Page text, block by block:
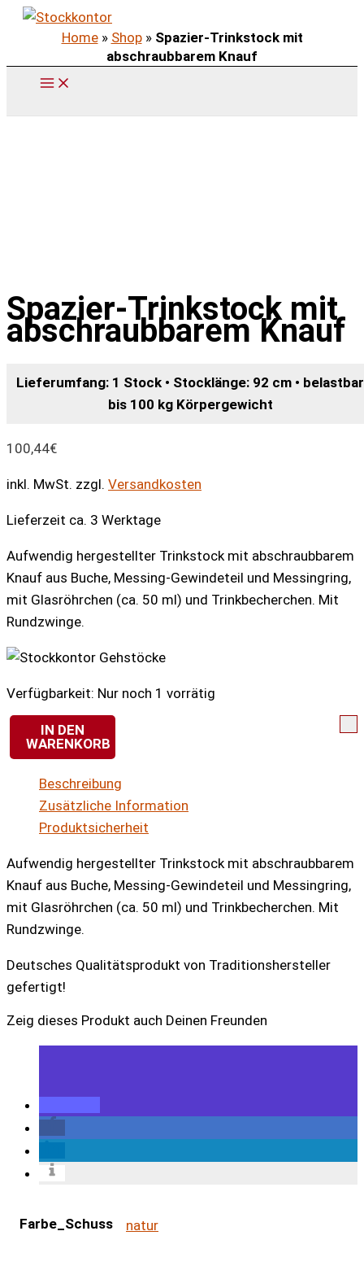
Zum
Home» Shop» Spazier-Trinkstock mit
abschraubbarem Knauf
Spazier-Trinkstock mit
abschraubbarem Knauf
Lieferumfang: 1 Stock • Stocklänge: 92 cm • belastbar
bis 100 kg Körpergewicht
100,44€
inkl. MwSt. zzgl. Versandkosten
Lieferzeit ca. 3 Werktage
Aufwendig hergestellter Trinkstock mit abschraubbarem
Knauf aus Buche, Messing-Gewindeteil und Messingring,
mit Glasröhrchen (ca. 50 ml) und Trinkbecherchen. Mit
Rundzwinge.
Verfügbarkeit: Nur noch 1 vorrätig
Spazier-
abschraubbarem
Knauf
Menge
IN DEN
WARENKORB
Beschreibung
Zusätzliche Information
Produktsicherheit
Aufwendig hergestellter Trinkstock mit abschraubbarem
Knauf aus Buche, Messing-Gewindeteil und Messingring,
mit Glasröhrchen (ca. 50 ml) und Trinkbecherchen. Mit
Rundzwinge.
Deutsches Qualitätsprodukt von Traditionshersteller
gefertigt!
Zeig dieses Produkt auch Deinen Freunden
Farbe_Schuss natur